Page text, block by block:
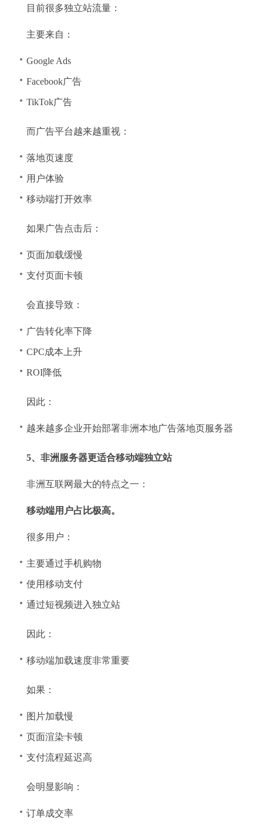
目前很多独立站流量：
主要来自：
Google Ads
Facebook广告
TikTok广告
而广告平台越来越重视：
落地页速度
用户体验
移动端打开效率
如果广告点击后：
页面加载缓慢
支付页面卡顿
会直接导致：
广告转化率下降
CPC成本上升
ROI降低
因此：
越来越多企业开始部署非洲本地广告落地页服务器
5、非洲服务器更适合移动端独立站
非洲互联网最大的特点之一：
移动端用户占比极高。
很多用户：
主要通过手机购物
使用移动支付
通过短视频进入独立站
因此：
移动端加载速度非常重要
如果：
图片加载慢
页面渲染卡顿
支付流程延迟高
会明显影响：
订单成交率